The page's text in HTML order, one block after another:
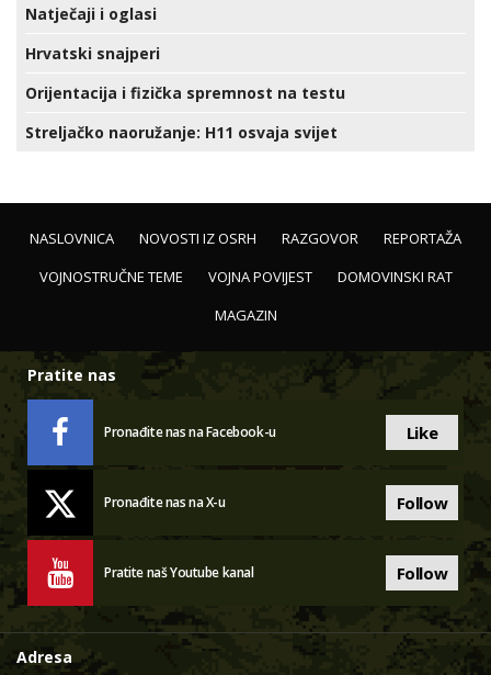
Natječaji i oglasi
Hrvatski snajperi
Orijentacija i fizička spremnost na testu
Streljačko naoružanje: H11 osvaja svijet
NASLOVNICA NOVOSTI IZ OSRH RAZGOVOR
REPORTAŽA
VOJNOSTRUČNE TEME
VOJNA POVIJEST
DOMOVINSKI RAT
MAGAZIN
Pratite nas
Pronađite nas na Facebook-u Like
Pronađite nas na X-u Follow
Pratite naš Youtube kanal Follow
Adresa